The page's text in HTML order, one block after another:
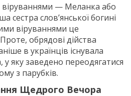
— Меланка або
слов’янської богині
віруваннями це
обрядові дійства
в українців існувала
яку заведено переодягатися
з парубків.
Щедрого Вечора